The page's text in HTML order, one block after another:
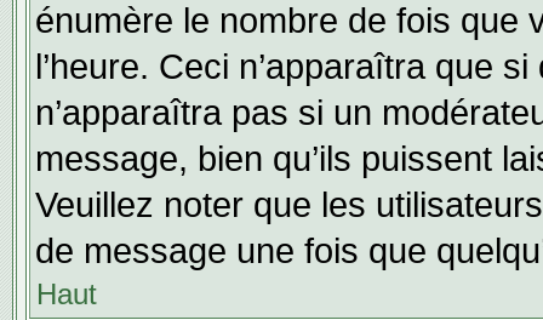
énumère le nombre de fois que
l’heure. Ceci n’apparaîtra que
n’apparaîtra pas si un
message, bien qu’ils puissent
Veuillez noter que les
de message une fois que
Haut